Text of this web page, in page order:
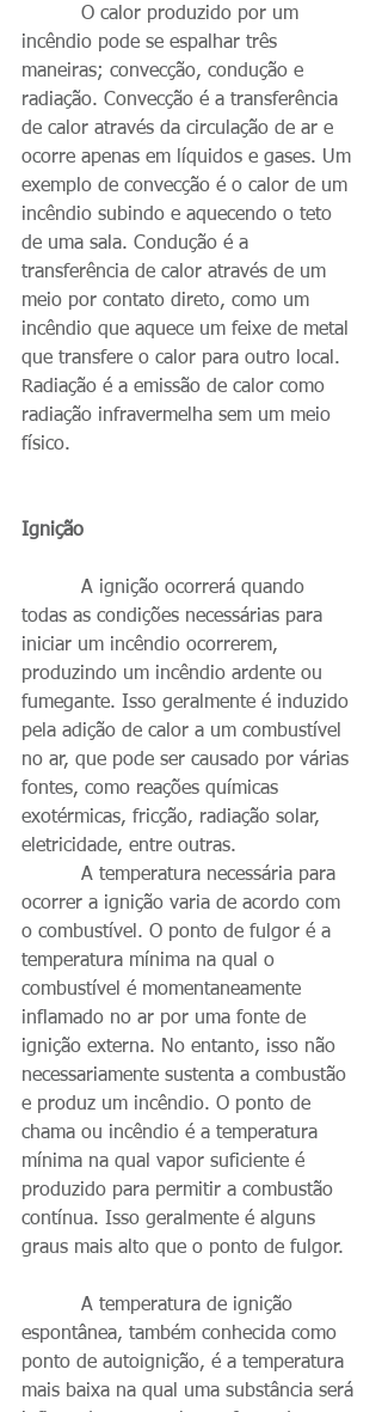
incêndio pode se espalhar três
maneiras; convecção, condução e
radiação. Convecção é a transferência
de calor através da circulação de ar e
ocorre apenas em líquidos e gases. Um
exemplo de convecção é o calor de um
incêndio subindo e aquecendo o teto
de uma sala. Condução é a
transferência de calor através de um
meio por contato direto, como um
incêndio que aquece um feixe de metal
que transfere o calor para outro local.
Radiação é a emissão de calor como
radiação infravermelha sem um meio
físico.
Ignição
todas as condições necessárias para
iniciar um incêndio ocorrerem,
produzindo um incêndio ardente ou
fumegante. Isso geralmente é induzido
pela adição de calor a um combustível
no ar, que pode ser causado por várias
fontes, como reações químicas
exotérmicas, fricção, radiação solar,
eletricidade, entre outras.
ocorrer a ignição varia de acordo com
o combustível. O ponto de fulgor é a
temperatura mínima na qual o
combustível é momentaneamente
inflamado no ar por uma fonte de
ignição externa. No entanto, isso não
necessariamente sustenta a combustão
e produz um incêndio. O ponto de
chama ou incêndio é a temperatura
mínima na qual vapor suficiente é
produzido para permitir a combustão
contínua. Isso geralmente é alguns
graus mais alto que o ponto de fulgor.
espontânea, também conhecida como
ponto de autoignição, é a temperatura
mais baixa na qual uma substância será